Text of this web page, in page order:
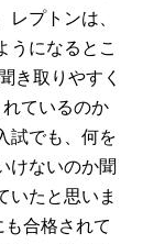
プトンは、
うになるとこ
き取りやすく
ているのか
試でも、何を
けないのか聞
いたと思いま
合格されて